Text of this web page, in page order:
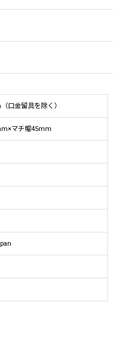
口金留具を除く）
マチ幅45mm